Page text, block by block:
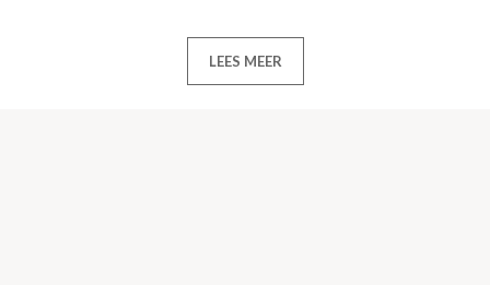
LEES MEER